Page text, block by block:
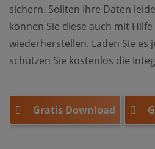
sichern. Sollten Ihre Daten
können Sie diese auch mit
wiederherstellen. Laden Sie es
schützen Sie kostenlos die
Gratis Download